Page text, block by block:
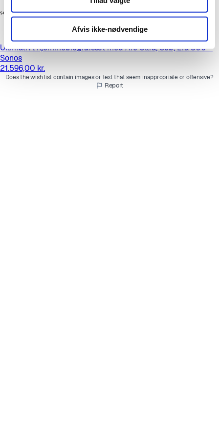
Afvis ikke-nødvendige
Ultimativt hjemmebiografsæt med Arc Ultra, Sub, Era 300 –
Sonos
21.596,00 kr.
Does the wish list contain images or text that seem inappropriate or offensive?
Report